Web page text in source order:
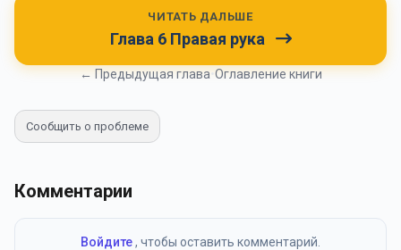
ЧИТАТЬ ДАЛЬШЕ
Глава 6 Правая рука
← Предыдущая глава Оглавление книги
Сообщить о проблеме
Комментарии
Войдите, чтобы оставить комментарий.